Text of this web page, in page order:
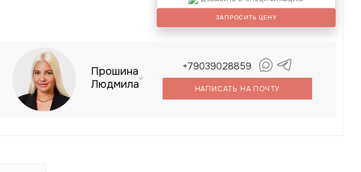
ЗАПРОСИТЬ ЦЕНУ
Прошина
Людмила
+79039028859
НАПИСАТЬ НА ПОЧТУ